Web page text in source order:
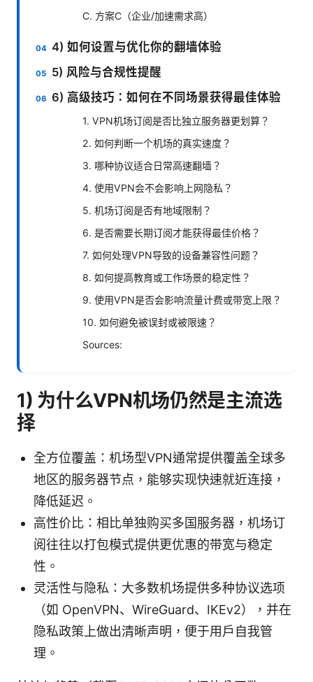
C. 方案C（企业/加速需求高）
4) 如何设置与优化你的翻墙体验
5) 风险与合规性提醒
6) 高级技巧：如何在不同场景获得最佳体验
1. VPN机场订阅是否比独立服务器更划算？
2. 如何判断一个机场的真实速度？
3. 哪种协议适合日常高速翻墙？
4. 使用VPN会不会影响上网隐私？
5. 机场订阅是否有地域限制？
6. 是否需要长期订阅才能获得最佳价格？
7. 如何处理VPN导致的设备兼容性问题？
8. 如何提高教育或工作场景的稳定性？
9. 使用VPN是否会影响流量计费或带宽上限？
10. 如何避免被误封或被限速？
Sources:
1) 为什么VPN机场仍然是主流选
择
全方位覆盖：机场型VPN通常提供覆盖全球多
地区的服务器节点，能够实现快速就近连接，
降低延迟。
高性价比：相比单独购买多国服务器，机场订
阅往往以打包模式提供更优惠的带宽与稳定
性。
灵活性与隐私：大多数机场提供多种协议选项
（如 OpenVPN、WireGuard、IKEv2），并在
隐私政策上做出清晰声明，便于用户自我管
理。